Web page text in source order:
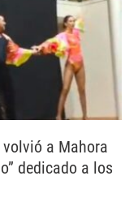
volvió a Mahora
dedicado a los